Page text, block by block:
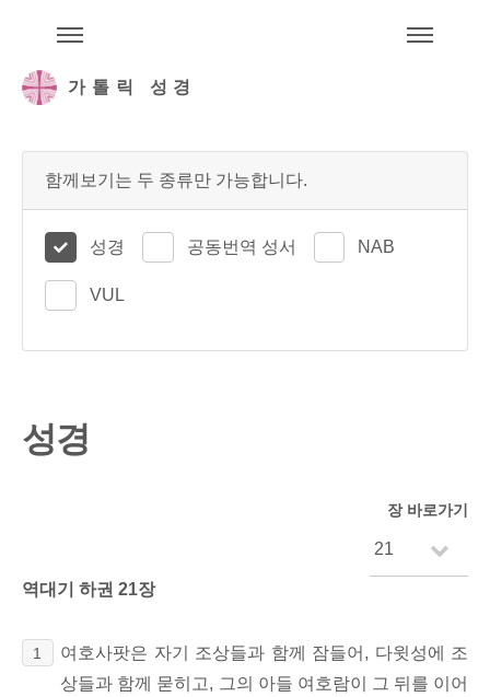
가톨릭 성경
함께보기는 두 종류만 가능합니다.
성경 공동번역 성서 NAB
VUL
성경
장 바로가기
역대기 하권 21장
1
여호사팟은 자기 조상들과 함께 잠들어, 다윗성에 조
상들과 함께 묻히고, 그의 아들 여호람이
그 뒤를 이어